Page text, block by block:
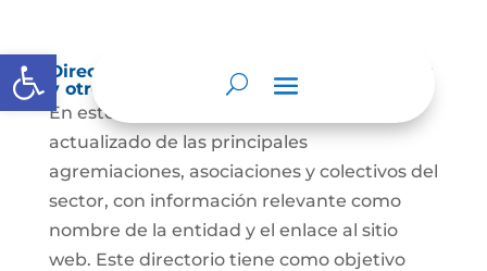
Abrir barra de herramientas
Directorio de agremiaciones, asociaciones
y otros grupos de interés
En este espacio encontrarás el listado
actualizado de las principales
agremiaciones, asociaciones y colectivos del
sector, con información relevante como
nombre de la entidad y el enlace al sitio
web. Este directorio tiene como objetivo